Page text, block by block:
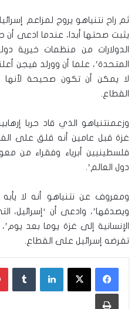
ثم راح نتنياهو يروج لمزاعم
يثبت صحتها أبدا، عندما ادعى
الدولارات من منظمات خيرية
المتحدة’، علما أن وورلد فيجن
لا يمكن أن تكون صحيحة
القطاع.
وزعمنتنياهو الذي قاد حربا
غزة قبل عامين أنه قلق على
فلسطينيين أبرياء وفقراء من
دول العالم’.
ومعروف عن نتنياهو أنه لا يأبه
ويصدقها’، وادعى أن ‘إسرائيل،
الإنسانية إلى غزة يوما بعد
تفرضه إسرائيل على القطاع.
لينكدإن
طباعة